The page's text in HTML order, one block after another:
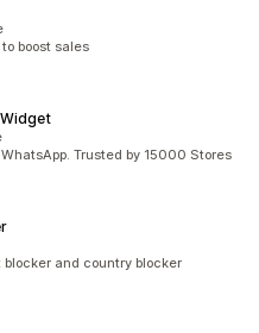
boost sales
Trusted by 15000 Stores
blocker and country blocker